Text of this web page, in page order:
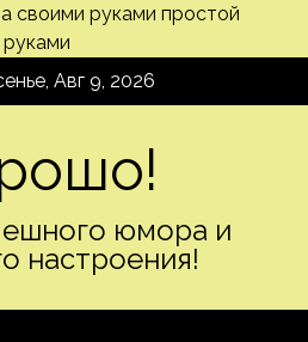
своими руками простой
Авг 9, 2026
юмора и
настроения!